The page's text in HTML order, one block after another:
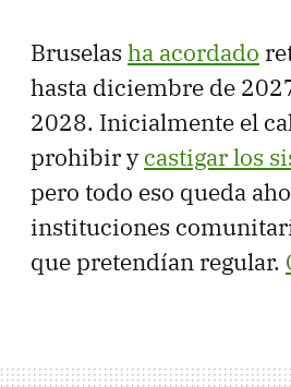
Bruselas ha acordado
hasta diciembre de
2028. Inicialmente el
prohibir ycastigar los
pero todo eso queda
instituciones
que pretendían regular.